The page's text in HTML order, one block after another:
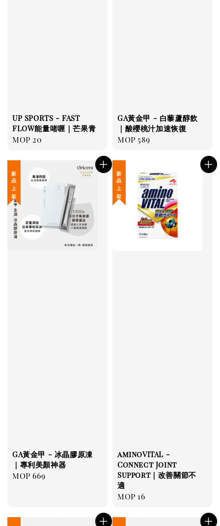
UP SPORTS - FAST
FLOW能量啫喱｜芒果青
Regular
MOP 20
GA黃金甲 - 白藜蘆醇飲
｜酸櫻桃汁加速恢復
Regular
MOP 589
新 品 上 架
GA黃金甲 - 冰晶膠原凍
｜專利美顏神器
Regular
MOP 669
新 品 上 架
aminoVITAL -
Connect Joint
Support｜改善關節不
適
Regular
MOP 16